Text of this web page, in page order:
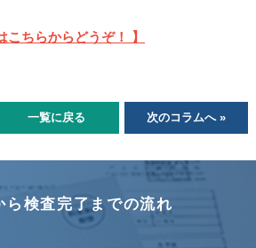
こちらからどうぞ！ 】
一覧に戻る 次のコラムへ »
ら検査完了までの流れ